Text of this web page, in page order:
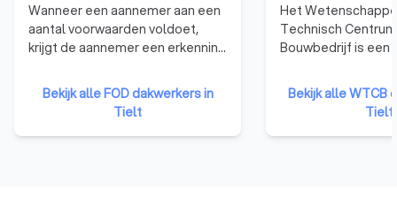
Wanneer een aannemer aan een
aantal voorwaarden voldoet,
krijgt de aannemer een erkenning
minister op advies van de
federale erkenningscommissie.
De erkenning geeft aan de
aanbestedende overheden het
Bekijk alle FOD dakwerkers in
Tielt
Het
Technisch
Bouwbedrijf is een
in 1960 om het
onderzoek in de
bevorderen en zo
Bekijk alle WTCB
Tielt